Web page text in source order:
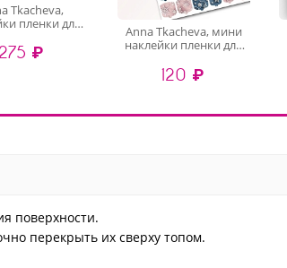
Tkacheva,
пленки для
275 ₽
Anna Tkacheva, мини
наклейки пленки для
120 ₽
поверхности.
перекрыть их сверху топом.